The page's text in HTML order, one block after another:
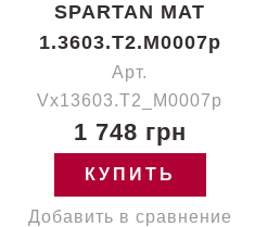
SPARTAN MAT
1.3603.T2.M0007p
Арт.
Vx13603.T2_M0007p
1 748 грн
КУПИТЬ
Добавить в сравнение